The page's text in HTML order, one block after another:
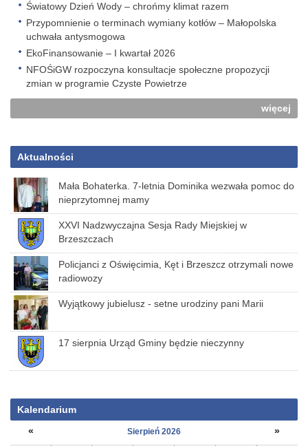
Światowy Dzień Wody – chrońmy klimat razem
Przypomnienie o terminach wymiany kotłów – Małopolska
uchwała antysmogowa
EkoFinansowanie – I kwartał 2026
NFOŚiGW rozpoczyna konsultacje społeczne propozycji
zmian w programie Czyste Powietrze
więcej
Aktualności
Mała Bohaterka. 7-letnia Dominika wezwała pomoc do
nieprzytomnej mamy
XXVI Nadzwyczajna Sesja Rady Miejskiej w
Brzeszczach
Policjanci z Oświęcimia, Kęt i Brzeszcz otrzymali nowe
radiowozy
Wyjątkowy jubielusz - setne urodziny pani Marii
17 sierpnia Urząd Gminy będzie nieczynny
Kalendarium
«
Sierpień 2026
»